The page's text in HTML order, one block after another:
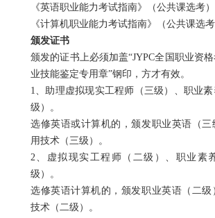
《英语职业能力考试指南》（公共课选考）
《计算机职业能力考试指南》（公共课选考
颁发证书
颁发的证书上必须加盖“JYPC全国职业资
业技能鉴定专用章”钢印，方才有效。
1、助理虚拟现实工程师（三级）、职业
级）。
选修英语或计算机的，颁发职业英语（三
用技术（三级）。
2、虚拟现实工程师（二级）、职业素
级）。
选修英语计算机的，颁发职业英语（二级
技术（二级）。